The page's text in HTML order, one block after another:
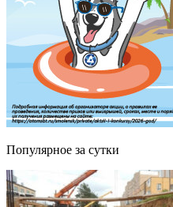
Популярное за сутки